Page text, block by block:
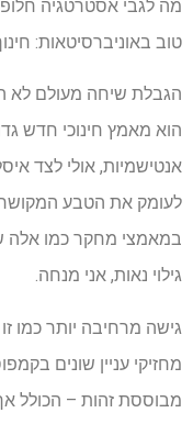
מה לגבי אסטרטגיה
טוב באוניברסיטאות:
הגבלת שיחה מעולם לא
הוא מאמץ חינוכי חדש
אנטישמיות, אולי לצד
לעומק את הטבע המקושר
גילוי נאות, אני מנחה.
גישה מרחיבה יותר כמו
מחזיקי עניין שונים
מבוססת זהות – הכולל